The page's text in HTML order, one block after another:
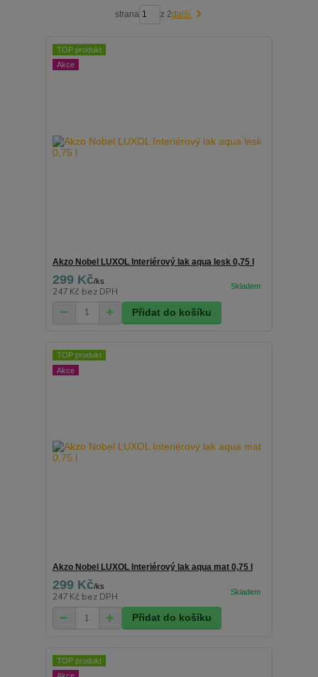
strana z 2další
TOP produkt
Akce
Akzo Nobel LUXOL Interiérový lak aqua lesk 0,75 l
299 Kč/ks
247 Kč bez DPH
Přidat do košíku
TOP produkt
Akce
Akzo Nobel LUXOL Interiérový lak aqua mat 0,75 l
299 Kč/ks
247 Kč bez DPH
Přidat do košíku
TOP produkt